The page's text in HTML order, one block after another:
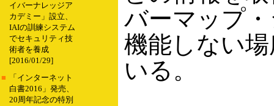
イバーナレッジア
カデミー」設立、
IAIの訓練システム
でセキュリティ技
術者を養成
[2016/01/29]
■
「インターネット
白書2016」発売、
20周年記念の特別
バーマップ
機能しない
いる。